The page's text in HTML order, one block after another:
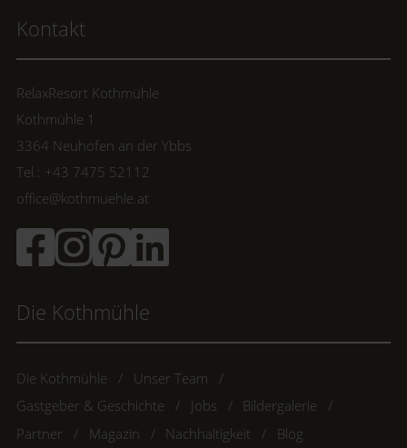
Kontakt
RelaxResort Kothmühle
Kothmühle 1
3364 Neuhofen an der Ybbs
Tel.: +43 7475 52112
office@kothmuehle.at
Die Kothmühle
Die Kothmühle
Unser Team
Gastgeber & Geschichte
Jobs
Bildergalerie
Partner
Magazin Nachhaltigkeit Blog